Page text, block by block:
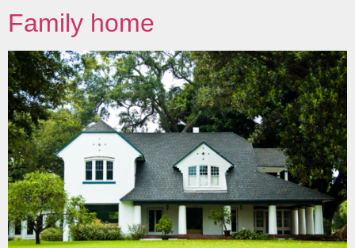
Family home